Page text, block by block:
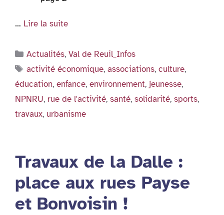
… Lire la suite
Catégories
Actualités,Val de Reuil_Infos
Étiquettes
activité économique,associations,culture,
éducation, enfance, environnement, jeunesse,
NPNRU, rue de l'activité, santé, solidarité, sports,
travaux, urbanisme
Travaux de la Dalle :
place aux rues Payse
et Bonvoisin !